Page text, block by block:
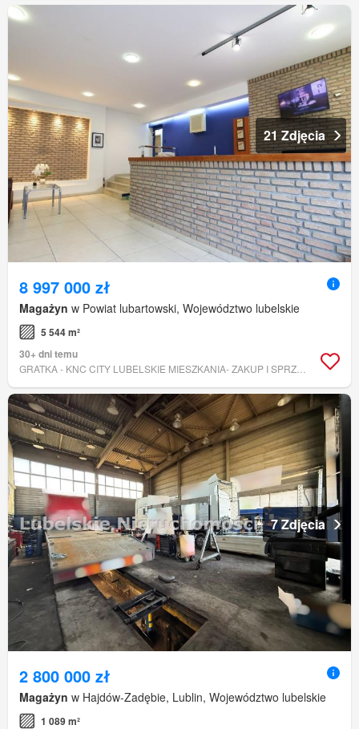
21 Zdjęcia
8 997 000 zł
Magażyn w Powiat lubartowski, Województwo lubelskie
5 544 m²
30+ dni temu
7 Zdjęcia
2 800 000 zł
Magażyn w Hajdów-Zadębie, Lublin, Województwo lubelskie
1 089 m²